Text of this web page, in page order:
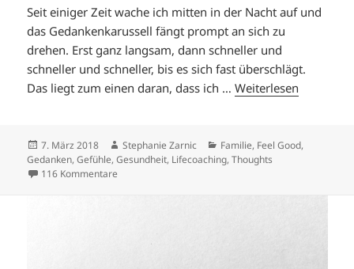
Seit einiger Zeit wache ich mitten in der Nacht auf und
das Gedankenkarussell fängt prompt an sich zu
drehen. Erst ganz langsam, dann schneller und
schneller und schneller, bis es sich fast überschlägt.
Das liegt zum einen daran, dass ich …Weiterlesen
Veröffentlicht
am
7. März 2018 Autor
Stephanie Zarnic Kategorien
Familie, Feel Good,
Gedanken,Gefühle,Gesundheit, Lifecoaching,Thoughts
116 Kommentare